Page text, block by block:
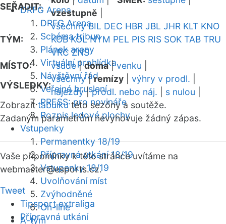
DRFG Arena
DRFG Arena
Schéma tribun
Plánek areny
Virtuální prohlídka
Návštěvní řád
Veřejné bruslení
PRESS: pro novináře
Rozpis ledové plochy
Vstupenky
Permanentky 18/19
Přípravná utkání 18/19
Vstupenky 18/19
Uvolňování míst
Zvýhodněné
On-line
A-tým
SEŘADIT:
vzestupně
TÝM:
všechny BIL DEC HBR JBL JHR KLT KNO
KOB KOL NYM PEL PIS RIS SOK TAB TRU
VRC ZNS
MÍSTO:
všude|doma|venku
VÝSLEDKY:
všechny|remízy výhry v prodl.
nájezdy|prodl. nebo náj. s nulou
Zobrazittabulkutéto sezóny a soutěže.
Zadaným parametrům nevyhovuje žádný zápas.
Vaše připomínky k této stránce uvítáme na
webmaster@esports.cz.
Tweet
Tipsport extraliga
Přípravná utkání